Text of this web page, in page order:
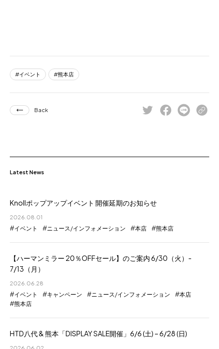
イベント 熊本店
Back
Latest News
Knollポップアップイベント 開催延期のお知らせ
2026.08.01
イベント ニュース/インフォメーション 本店 熊本店
【ハーマンミラー 20％OFFセール】のご案内 6/30（火）-
7/13（月）
2026.06.28
イベント キャンペーン ニュース/インフォメーション
本店
熊本店
HTD八代 & 熊本「DISPLAY SALE開催」6/6 (土) – 6/28 (日)
2026.06.02